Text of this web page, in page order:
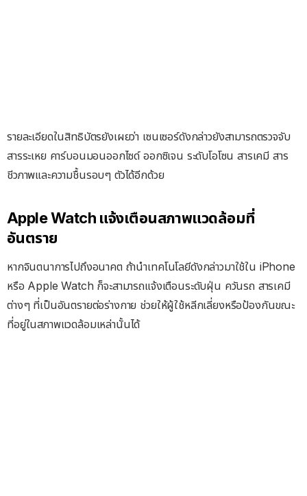
รายละเอียดในสิทธิบัตรยังเผยว่า เซนเซอร์ดังกล่าวยังสามารถตรวจจับ
สารระเหย คาร์บอนมอนออกไซด์ ออกซิเจน ระดับโอโซน สารเคมี สาร
ชีวภาพและความชื้นรอบๆ ตัวได้อีกด้วย
Apple Watch แจ้งเตือนสภาพแวดล้อมที่
อันตราย
หากจินตนาการไปถึงอนาคต ถ้านำเทคโนโลยีดังกล่าวมาใช้ใน iPhone
หรือ Apple Watch ก็จะสามารถแจ้งเตือนระดับฝุ่น ควันรถ สารเคมี
ต่างๆ ที่เป็นอันตรายต่อร่างกาย ช่วยให้ผู้ใช้หลีกเลี่ยงหรือป้องกันขณะ
ที่อยู่ในสภาพแวดล้อมเหล่านั้นได้